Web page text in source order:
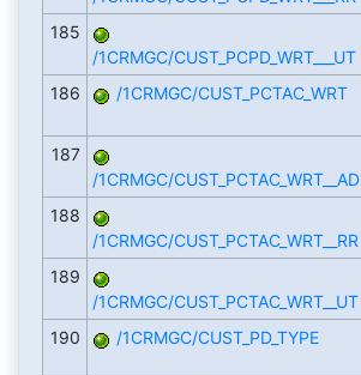
185
/1CRMGC/CUST_PCPD_WRT___UT
186
/1CRMGC/CUST_PCTAC_WRT
187
/1CRMGC/CUST_PCTAC_WRT__AD
188
/1CRMGC/CUST_PCTAC_WRT__RR
189
/1CRMGC/CUST_PCTAC_WRT__UT
190
/1CRMGC/CUST_PD_TYPE